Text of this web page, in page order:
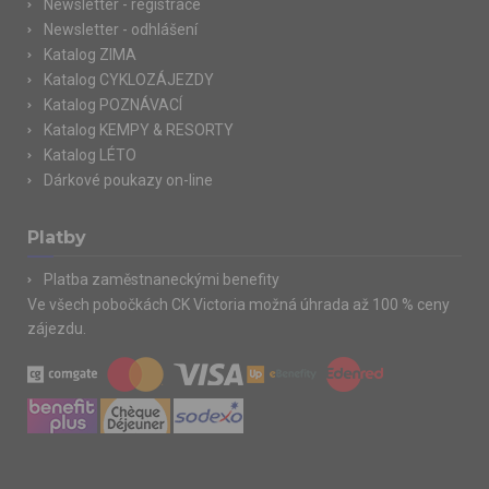
Newsletter - registrace
Newsletter - odhlášení
Katalog ZIMA
Katalog CYKLOZÁJEZDY
Katalog POZNÁVACÍ
Katalog KEMPY & RESORTY
Katalog LÉTO
Dárkové poukazy on-line
Platby
Platba zaměstnaneckými benefity
Ve všech pobočkách CK Victoria možná úhrada až 100 % ceny
zájezdu.